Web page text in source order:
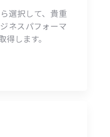
選択して、貴重
ネスパフォーマ
します。